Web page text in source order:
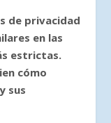
de privacidad
en las
estrictas.
cómo
sus